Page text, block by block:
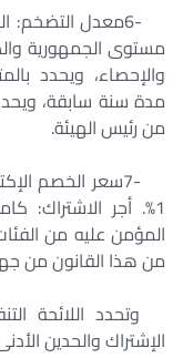
6-معدل التضخم:
مستوى الجمهورية
والإحصاء، ويحدد
مدة سنة سابقة،
من رئيس الهيئة.
7-سعر الخصم
1%. أجر الاشتراك:
من هذا القانون من
وتحدد اللائحة
الإشتراك والحدين